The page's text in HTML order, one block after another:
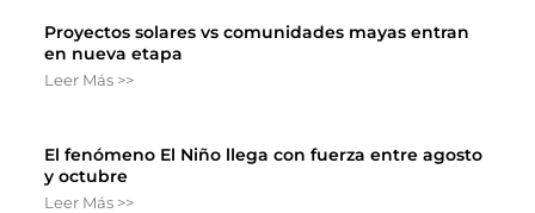
Proyectos solares vs comunidades mayas entran
en nueva etapa
Leer Más >>
El fenómeno El Niño llega con fuerza entre agosto
y octubre
Leer Más >>